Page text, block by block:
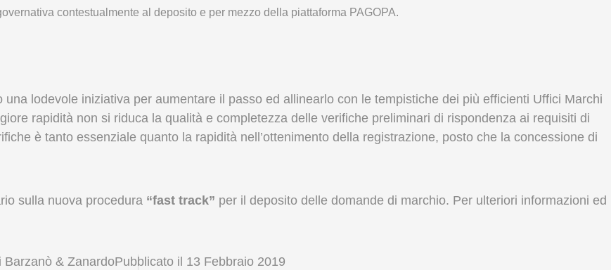
contestualmente al deposito e per mezzo della piattaforma PAGOPA.
lodevole iniziativa per aumentare il passo ed allinearlo con le tempistiche dei più efficienti Uffici Marchi
rapidità non si riduca la qualità e completezza delle verifiche preliminari di rispondenza ai requisiti di
è tanto essenziale quanto la rapidità nell’ottenimento della registrazione, posto che la concessione di
sulla nuova procedura “fast track” per il deposito delle domande di marchio. Per ulteriori informazioni ed
Barzanò & ZanardoPubblicato il 13 Febbraio 2019